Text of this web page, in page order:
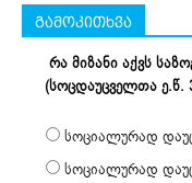
გამოკითხვა
რა მიზანი აქვს
(სოცდაუცველთა
სოციალურად
სოციალურად